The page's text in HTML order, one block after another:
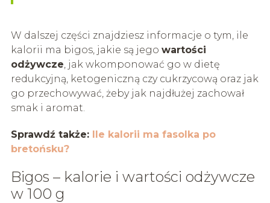
W dalszej części znajdziesz informacje o tym, ile
kalorii ma bigos, jakie są jego wartości
odżywcze, jak wkomponować go w dietę
redukcyjną, ketogeniczną czy cukrzycową oraz jak
go przechowywać, żeby jak najdłużej zachował
smak i aromat.
Sprawdź także: Ile kalorii ma fasolka po
bretońsku?
Bigos – kalorie i wartości odżywcze
w 100 g